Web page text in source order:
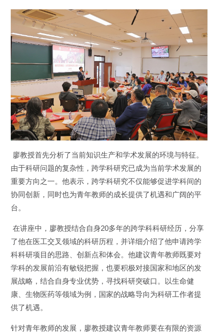
廖教授首先分析了当前知识生产和学术发展的环境与特征。
由于科研问题的复杂性，跨学科研究已成为当前学术发展的
重要方向之一。他表示，跨学科研究不仅能够促进学科间的
协同创新，同时也为青年教师的成长提供了机遇和广阔的平
台。
在讲座中，廖教授结合自身20多年的跨学科科研经历，分享
了他在医工交叉领域的科研历程，并详细介绍了他申请跨学
科科研项目的思路、创新点和体会。他建议青年教师既要对
学科的发展前沿有敏锐把握，也要积极对接国家和地区的发
展战略，结合自身专业优势，寻找科研突破口。以生命健
康、生物医药等领域为例，国家的战略导向为科研工作者提
供了机遇。
针对青年教师的发展，廖教授建议青年教师要在有限的资源